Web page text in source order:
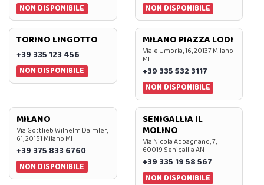
NON DISPONIBILE
NON DISPONIBILE
TORINO LINGOTTO
+39 335 123 456
NON DISPONIBILE
MILANO PIAZZA LODI
Viale Umbria, 16, 20137 Milano
MI
+39 335 532 3117
NON DISPONIBILE
MILANO
Via Gottlieb Wilhelm Daimler,
61, 20151 Milano MI
+39 375 833 6760
NON DISPONIBILE
SENIGALLIA IL
MOLINO
Via Nicola Abbagnano, 7,
60019 Senigallia AN
+39 335 19 58 567
NON DISPONIBILE